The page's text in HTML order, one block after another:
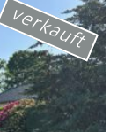
verkauft